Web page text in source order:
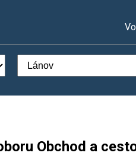
Obchod a